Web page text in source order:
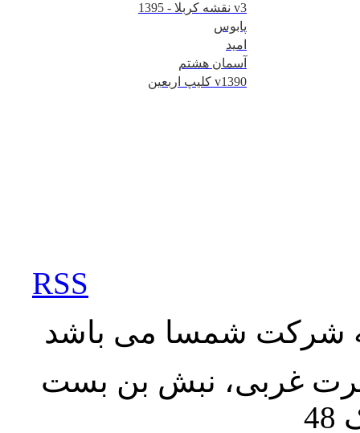
نقشه کربلا - 1395 v3
پابوس
امید
آسمان هشتم
کلیپ اربعین v1390
RSS
شرکت شمسا می باشد
غربی، نبش بن بست